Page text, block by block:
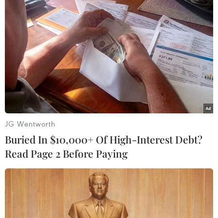
Điện Kremlin: Quá trình cải thiện quan hệ
Mỹ-Nga không dễ dàng
23/11/2016 14:47
Người phát ngôn Điện Kremlin Dmitry Peskov lưu ý rằng
quan hệ Nga - Mỹ gần như đã rơi "xuống mức thấp
nhất" dưới thời Tổng thống Barack Obama.
JG Wentworth
Buried In $10,000+ Of High-Interest Debt?
Read Page 2 Before Paying